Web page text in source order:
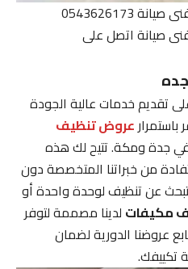
صيانة اتصل على
تقديم خدمات عالية الجودة
باستمرارعروض تنظيف
في جدة ومكة. تتيح لك هذه
من خبراتنا المتخصصة دون
عن تنظيف لوحدة واحدة أو
مكيفات لدينا مصممة لتوفر
عروضنا الدورية لضمان
تكييفك.